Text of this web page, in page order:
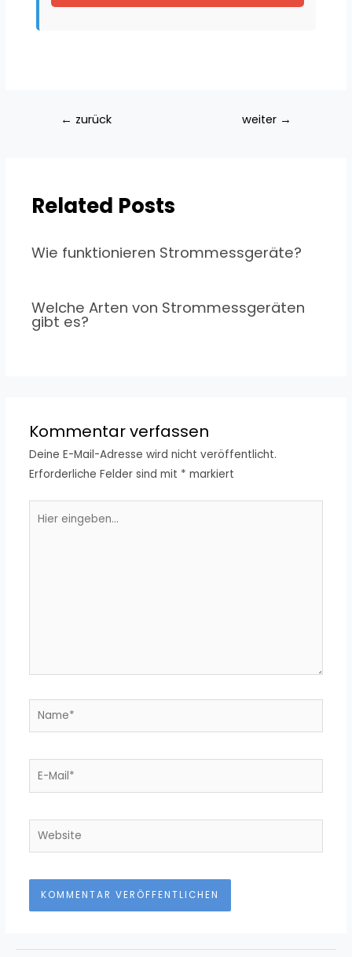
← zurück weiter →
Related Posts
Wie funktionieren Strommessgeräte?
Welche Arten von Strommessgeräten
gibt es?
Kommentar verfassen
Deine E-Mail-Adresse wird nicht veröffentlicht.
Erforderliche Felder sind mit * markiert